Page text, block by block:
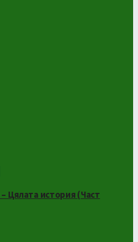
Цялата история (Част